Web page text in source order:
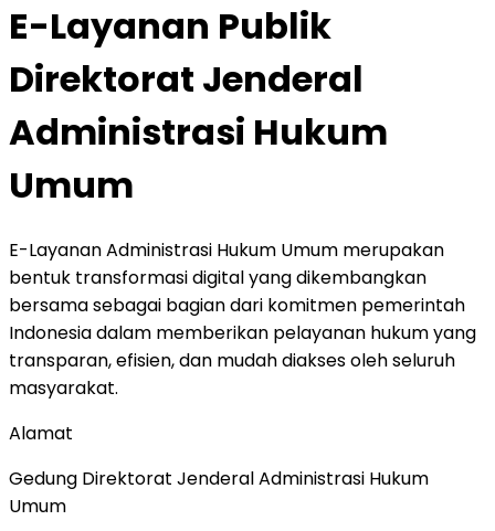
E-Layanan Publik
Direktorat Jenderal
Administrasi Hukum
Umum
E-Layanan Administrasi Hukum Umum merupakan
bentuk transformasi digital yang dikembangkan
bersama sebagai bagian dari komitmen pemerintah
Indonesia dalam memberikan pelayanan hukum yang
transparan, efisien, dan mudah diakses oleh seluruh
masyarakat.
Alamat
Gedung Direktorat Jenderal Administrasi Hukum
Umum